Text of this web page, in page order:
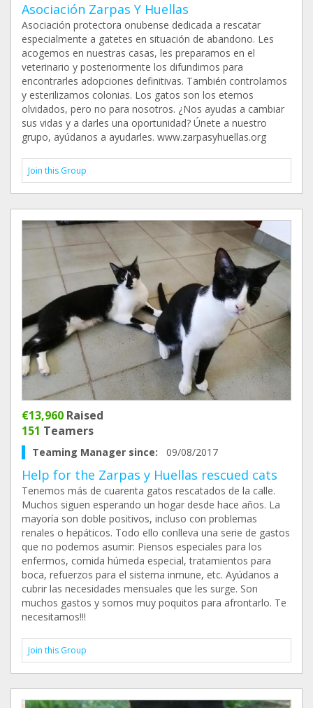
Asociación Zarpas Y Huellas
Asociación protectora onubense dedicada a rescatar
especialmente a gatetes en situación de abandono. Les
acogemos en nuestras casas, les preparamos en el
veterinario y posteriormente los difundimos para
encontrarles adopciones definitivas. También controlamos
y esterilizamos colonias. Los gatos son los eternos
olvidados, pero no para nosotros. ¿Nos ayudas a cambiar
sus vidas y a darles una oportunidad? Únete a nuestro
grupo, ayúdanos a ayudarles. www.zarpasyhuellas.org
Join this Group
€13,960 Raised
151 Teamers
Teaming Manager since: 09/08/2017
Help for the Zarpas y Huellas rescued cats
Tenemos más de cuarenta gatos rescatados de la calle.
Muchos siguen esperando un hogar desde hace años. La
mayoría son doble positivos, incluso con problemas
renales o hepáticos. Todo ello conlleva una serie de gastos
que no podemos asumir: Piensos especiales para los
enfermos, comida húmeda especial, tratamientos para
boca, refuerzos para el sistema inmune, etc. Ayúdanos a
cubrir las necesidades mensuales que les surge. Son
muchos gastos y somos muy poquitos para afrontarlo. Te
necesitamos!!!
Join this Group